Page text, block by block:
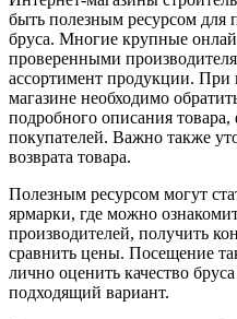
быть полезным ресурсом для
бруса. Многие крупные
проверенными
ассортимент продукции. При
магазине необходимо
подробного описания
покупателей. Важно также
возврата товара.
Полезным ресурсом могут
ярмарки, где можно
производителей, получить
сравнить цены. Посещение
лично оценить качество
подходящий вариант.